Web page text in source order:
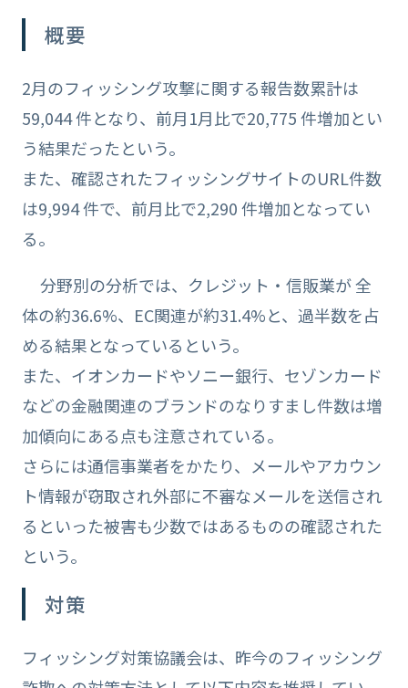
概要
2月のフィッシング攻撃に関する報告数累計は
59,044 件となり、前月1月比で20,775 件増加とい
う結果だったという。
また、確認されたフィッシングサイトのURL件数
は9,994 件で、前月比で2,290 件増加となってい
る。
分野別の分析では、クレジット・信販業が 全
体の約36.6%、EC関連が約31.4%と、過半数を占
める結果となっているという。
また、イオンカードやソニー銀行、セゾンカード
などの金融関連のブランドのなりすまし件数は増
加傾向にある点も注意されている。
さらには通信事業者をかたり、メールやアカウン
ト情報が窃取され外部に不審なメールを送信され
るといった被害も少数ではあるものの確認された
という。
対策
フィッシング対策協議会は、昨今のフィッシング